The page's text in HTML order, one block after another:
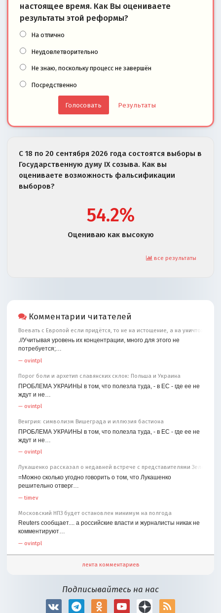
настоящее время. Как Вы оцениваете
результаты этой реформы?
На отлично
Неудовлетворительно
Не знаю, поскольку процесс не завершён
Посредственно
Результаты
С 18 по 20 сентября 2026 года состоятся выборы в
Государственную думу IX созыва. Как вы
оцениваете возможность фальсификации
выборов?
54.2%
Оцениваю как высокую
все результаты
Комментарии читателей
Воевать с Европой если придётся, то не на истощение, а на уничтожение
.//Учитывая уровень их концентрации, много для этого не
потребуется;…
— ovintpl
Порог боли и архетип славянских склок: Польша и Украина
ПРОБЛЕМА УКРАИНЫ в том, что полезла туда, - в ЕС - где ее не
ждут и не…
— ovintpl
Венгрия: символизм Вишеграда и иллюзия бастиона
ПРОБЛЕМА УКРАИНЫ в том, что полезла туда, - в ЕС - где ее не
ждут и не…
— ovintpl
Лукашенко рассказал о недавней встрече с представителями
=Можно сколько угодно говорить о том, что Лукашенко
решительно отверг…
—timev
Московский НПЗ будет остановлен минимум на полгода
Reuters сообщает.... а российские власти и журналисты никак не
комментируют…
— ovintpl
лента комментариев
Подписывайтесь на нас